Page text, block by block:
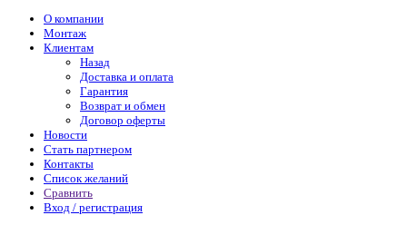
О компании
Монтаж
Клиентам
Назад
Доставка и оплата
Гарантия
Возврат и обмен
Договор оферты
Новости
Стать партнером
Контакты
Список желаний
Сравнить
Вход / регистрация